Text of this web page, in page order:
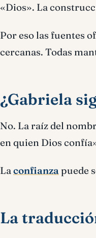
«Dios». La
Por eso las fuentes
cercanas. Todas
¿Gabriela
No. La raíz del
en quien Dios
Laconfianzapuede
La